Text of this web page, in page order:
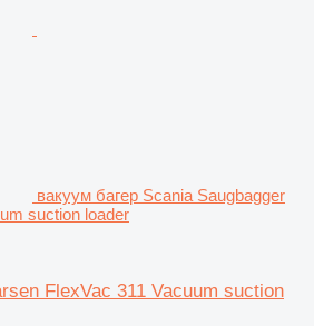
вакуум багер Scania Saugbagger
suction loader
FlexVac 311 Vacuum suction